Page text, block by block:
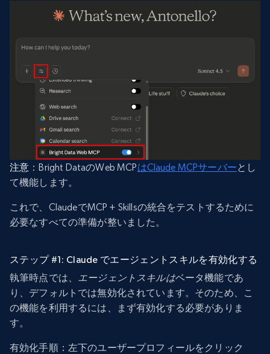
注意 ：Bright DataのWeb MCPはClaude MCPサーバーとし
て機能します。
これで、ClaudeでMCP + Skillsの統合をテストするために
必要なすべての準備が整いました。
ステップ #1: Claude でエージェントスキルを有効化する
執筆時点では、 エージェントスキルはベータ機能であ
り、デフォルトでは無効化されています。そのため、こ
の機能を利用するには、まず有効化する必要がありま
す。
有効化手順：左下のユーザープロフィールをクリック